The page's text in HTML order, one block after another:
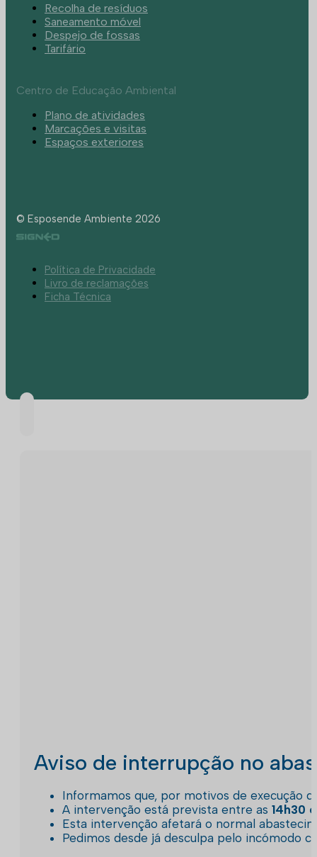
Recolha de resíduos
Saneamento móvel
Despejo de fossas
Tarifário
Centro de Educação Ambiental
Plano de atividades
Marcações e visitas
Espaços exteriores
© Esposende Ambiente 2026
Política de Privacidade
Livro de reclamações
Ficha Técnica
Aviso de interrupção no
Informamos que, por motivos de execução
A intervenção está prevista entre as 14h30
Esta intervenção afetará o normal
Pedimos desde já desculpa pelo incómodo